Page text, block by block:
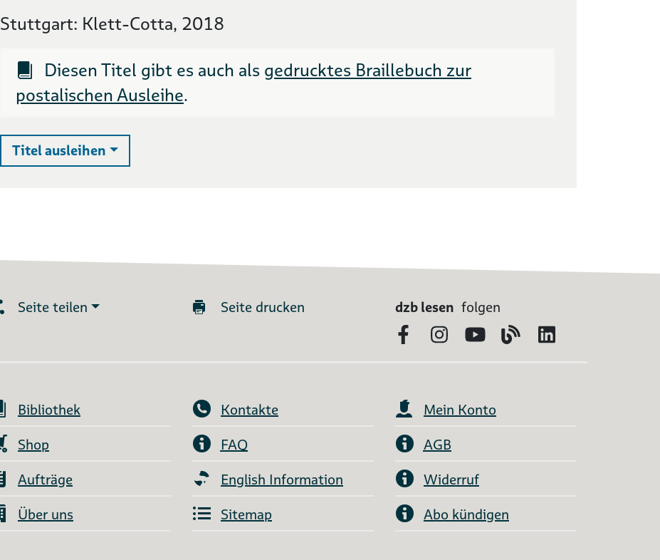
Stuttgart: Klett-Cotta, 2018
Diesen Titel gibt es auch als gedrucktes Braillebuch zur
postalischen Ausleihe.
Titel ausleihen Auswahlliste ausklappen
Seite teilen Seite drucken dzb lesen folgen
FacebookInstagram
YouTubeBlog
Bibliothek Kontakte
Mein Konto
Shop
FAQ
AGB
Aufträge
English Information
Widerruf
Über uns
Sitemap Abo kündigen